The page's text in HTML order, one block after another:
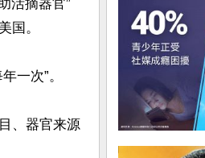
活摘器官”
国。
一次”。
、器官来源